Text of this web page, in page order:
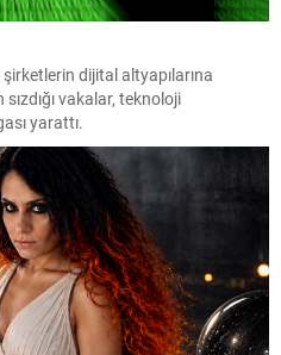
dijital altyapılarına
vakalar, teknoloji
yarattı.